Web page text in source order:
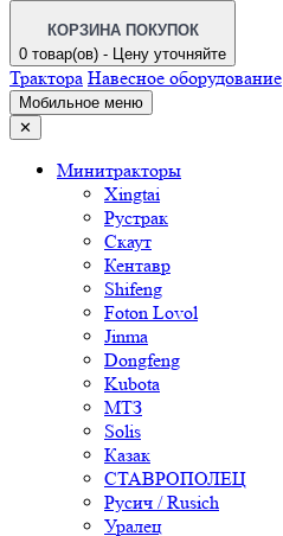
КОРЗИНА ПОКУПОК
0 товар(ов) - Цену уточняйте
Трактора Навесное оборудование
Мобильное меню
✕
Минитракторы
Xingtai
Рустрак
Скаут
Кентавр
Shifeng
Foton Lovol
Jinma
Dongfeng
Kubota
МТЗ
Solis
Казак
СТАВРОПОЛЕЦ
Русич / Rusich
Уралец